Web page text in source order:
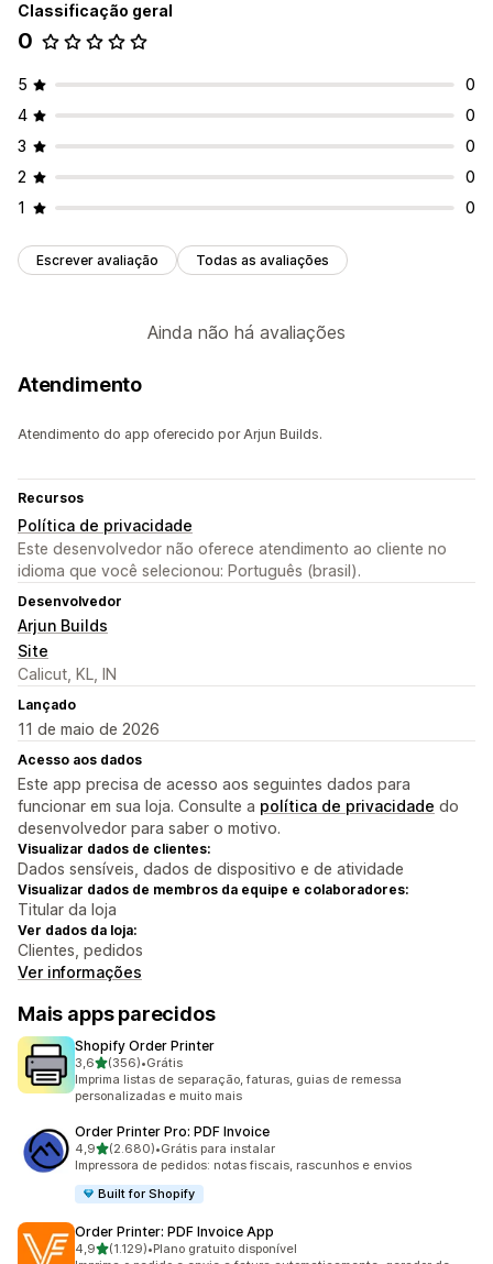
Gerenciamento de arquivos
Classificação geral
0
5
0
4
0
3
0
2
0
1
0
Escrever avaliação Todas as avaliações
Ainda não há avaliações
Atendimento
Atendimento do app oferecido por Arjun Builds.
Recursos
Política de privacidade
Este desenvolvedor não oferece atendimento ao cliente no
idioma que você selecionou: Português (brasil).
Desenvolvedor
Arjun Builds
Site
Calicut, KL, IN
Lançado
11 de maio de 2026
Acesso aos dados
Este app precisa de acesso aos seguintes dados para
funcionar em sua loja. Consulte a política de privacidade do
desenvolvedor para saber o motivo.
Visualizar dados de clientes:
Dados sensíveis, dados de dispositivo e de atividade
Visualizar dados de membros da equipe e colaboradores:
Titular da loja
Ver dados da loja:
Clientes, pedidos
Ver informações
Mais apps parecidos
Shopify Order Printer
3,6de 5 estrelas
(356)
356 avaliações ao todo
•Grátis
Imprima listas de separação, faturas, guias de remessa
personalizadas e muito mais
Order Printer Pro: PDF Invoice
4,9de 5 estrelas
(2.680)
2680 avaliações ao todo
•Grátis para instalar
Impressora de pedidos: notas fiscais, rascunhos e envios
Built for Shopify
Order Printer: PDF Invoice App
4,9de 5 estrelas
(1.129)
1129 avaliações ao todo
•Plano gratuito disponível